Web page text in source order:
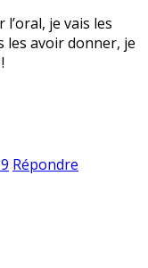
je vais les
les avoir donner, je
Répondre